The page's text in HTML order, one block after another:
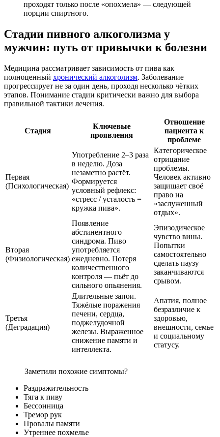
проходят только после «опохмела» — следующей
порции спиртного.
Стадии пивного алкоголизма у
мужчин: путь от привычки к болезни
Медицина рассматривает зависимость от пива как
полноценный хронический алкоголизм. Заболевание
прогрессирует не за один день, проходя несколько чётких
этапов. Понимание стадии критически важно для выбора
правильной тактики лечения.
Стадия
Ключевые
проявления
Отношение
пациента к
проблеме
Первая
(Психологическая)
Употребление 2–3 раза
в неделю. Доза
незаметно растёт.
Формируется
условный рефлекс:
«стресс / усталость =
кружка пива».
Категорическое
отрицание
проблемы.
Человек активно
защищает своё
право на
«заслуженный
отдых».
Вторая
(Физиологическая)
Появление
абстинентного
синдрома. Пиво
употребляется
ежедневно. Потеря
количественного
контроля — пьёт до
сильного опьянения.
Эпизодическое
чувство вины.
Попытки
самостоятельно
сделать паузу
заканчиваются
срывом.
Третья
(Деградация)
Длительные запои.
Тяжёлые поражения
печени, сердца,
поджелудочной
железы. Выраженное
снижение памяти и
интеллекта.
Апатия, полное
безразличие к
здоровью,
внешности, семье
и социальному
статусу.
Заметили похожие симптомы?
Раздражительность
Тяга к пиву
Бессонница
Тремор рук
Провалы памяти
Утреннее похмелье